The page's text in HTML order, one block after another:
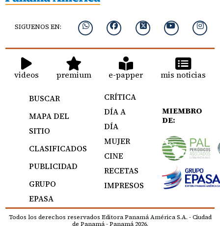
SIGUENOS EN:
videos premium e-papper mis noticias
BUSCAR
MAPA DEL
SITIO
CLASIFICADOS
PUBLICIDAD
GRUPO
EPASA
CRÍTICA
DÍA A
DÍA
MUJER
CINE
RECETAS
IMPRESOS
MIEMBRO
DE:
Todos los derechos reservados Editora Panamá América S.A. - Ciudad
de Panamá - Panamá 2026.